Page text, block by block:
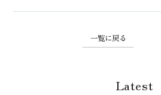
一覧に戻る
Latest